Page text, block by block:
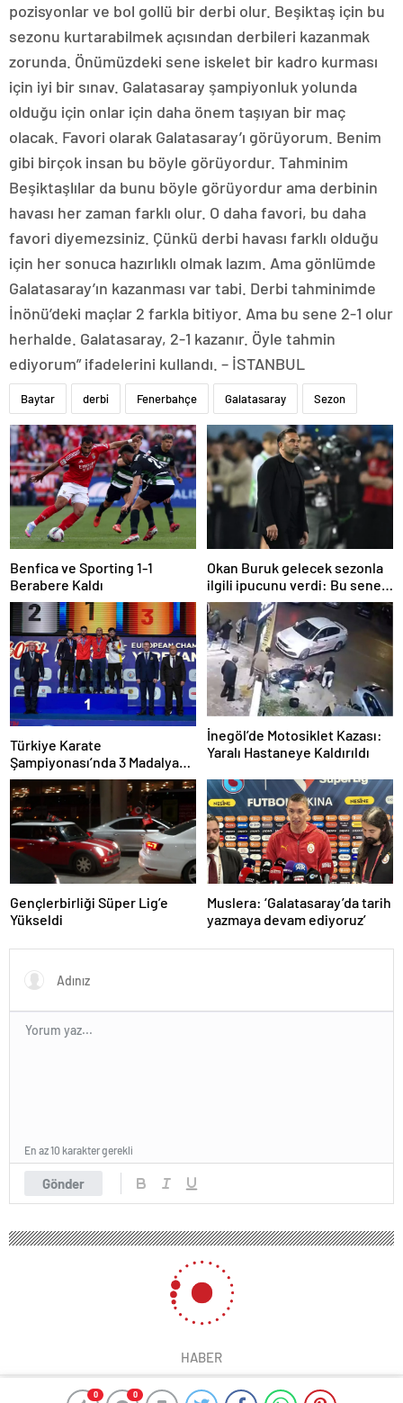
0 0
pozisyonlar ve bol gollü bir derbi olur. Beşiktaş için bu
sezonu kurtarabilmek açısından derbileri kazanmak
zorunda. Önümüzdeki sene iskelet bir kadro kurması
için iyi bir sınav. Galatasaray şampiyonluk yolunda
olduğu için onlar için daha önem taşıyan bir maç
olacak. Favori olarak Galatasaray’ı görüyorum. Benim
gibi birçok insan bu böyle görüyordur. Tahminim
Beşiktaşlılar da bunu böyle görüyordur ama derbinin
havası her zaman farklı olur. O daha favori, bu daha
favori diyemezsiniz. Çünkü derbi havası farklı olduğu
için her sonuca hazırlıklı olmak lazım. Ama gönlümde
Galatasaray’ın kazanması var tabi. Derbi tahminimde
İnönü’deki maçlar 2 farkla bitiyor. Ama bu sene 2-1 olur
herhalde. Galatasaray, 2-1 kazanır. Öyle tahmin
ediyorum” ifadelerini kullandı. – İSTANBUL
Baytar derbi Fenerbahçe Galatasaray Sezon
Benfica ve Sporting 1-1
Berabere Kaldı
Okan Buruk gelecek sezonla
ilgili ipucunu verdi: Bu sene
3, seneye de 4
Türkiye Karate
Şampiyonası’nda 3 Madalya
Kazandı
İnegöl’de Motosiklet Kazası:
Yaralı Hastaneye Kaldırıldı
Gençlerbirliği Süper Lig’e
Yükseldi
Muslera: ‘Galatasaray’da tarih
yazmaya devam ediyoruz’
Gönder
En az 10 karakter gerekli
HABER